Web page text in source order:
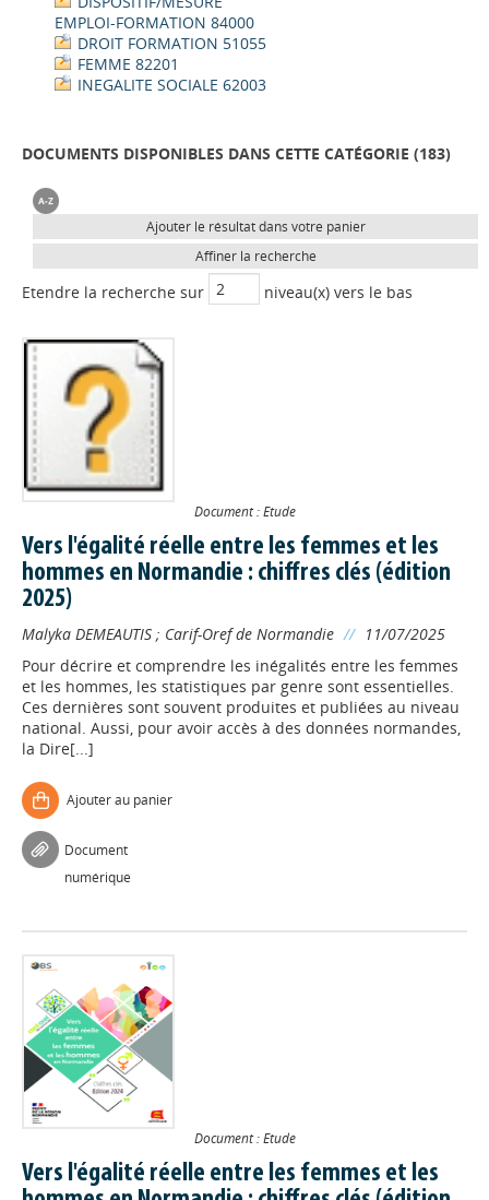
EMPLOI-FORMATION 84000
DROIT FORMATION 51055
FEMME 82201
INEGALITE SOCIALE 62003
DOCUMENTS DISPONIBLES DANS CETTE CATÉGORIE (183)
Ajouter le résultat dans votre panier
Affiner la recherche
Etendre la recherche sur niveau(x) vers le bas
Document : Etude
Vers l'égalité réelle entre les femmes et les
hommes en Normandie : chiffres clés (édition
2025)
Malyka DEMEAUTIS ; Carif-Oref de Normandie // 11/07/2025
Pour décrire et comprendre les inégalités entre les femmes
et les hommes, les statistiques par genre sont essentielles.
Ces dernières sont souvent produites et publiées au niveau
national. Aussi, pour avoir accès à des données normandes,
la Dire[...]
Ajouter au panier
Document
numérique
Document : Etude
Vers l'égalité réelle entre les femmes et les